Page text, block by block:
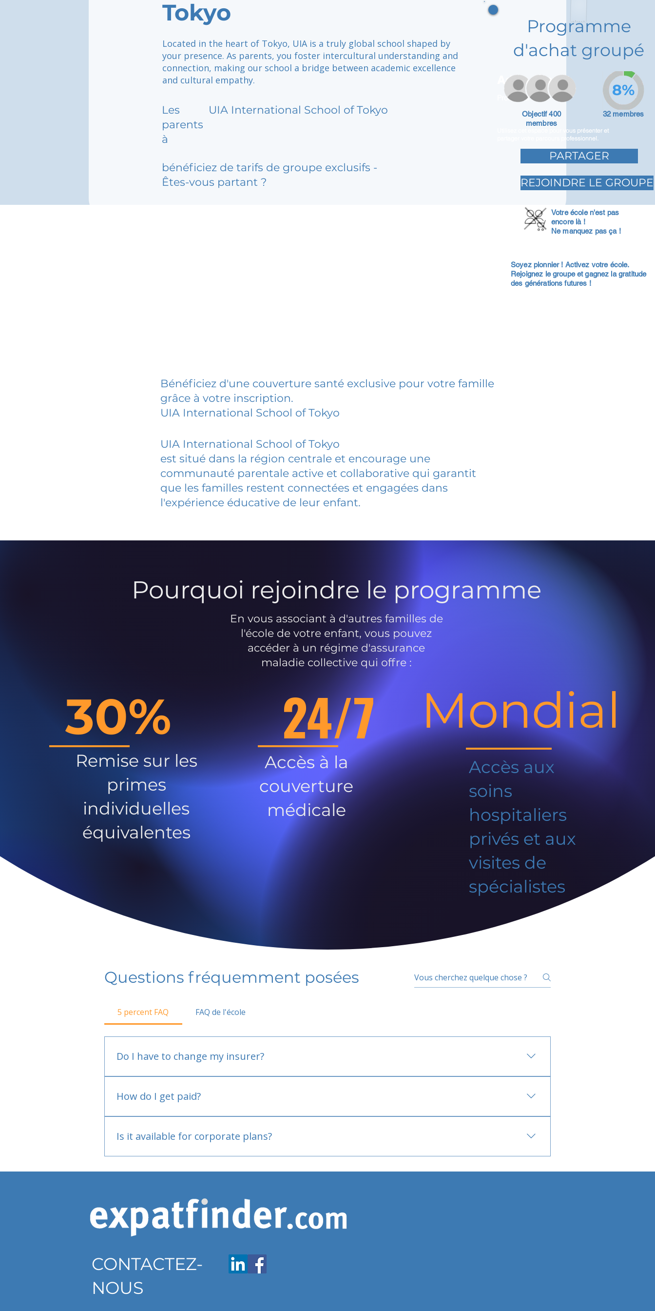
Tokyo
Located in the heart of Tokyo, UIA is a truly global school shaped by
your presence. As parents, you foster intercultural understanding and
connection, making our school a bridge between academic excellence
and cultural empathy.
Les
parents
à
UIA International School of Tokyo
bénéficiez de tarifs de groupe exclusifs -
Êtes-vous partant ?
Adam Caar
Promoteur
Utilisez cet espace pour vous présenter et
partager votre parcours professionnel.
Programme
d'achat groupé
Objectif 400
membres
32 membres
8%
PARTAGER
REJOINDRE LE GROUPE
Votre école n'est pas
encore là !
Ne manquez pas ça !
Soyez pionnier ! Activez votre école.
Rejoignez le groupe et gagnez la gratitude
des générations futures !
Bénéficiez d'une couverture santé exclusive pour votre famille
grâce à votre inscription.
UIA International School of Tokyo
UIA International School of Tokyo
est situé dans la région centrale et encourage une
communauté parentale active et collaborative qui garantit
que les familles restent connectées et engagées dans
l'expérience éducative de leur enfant.
Pourquoi rejoindre le programme
En vous associant à d'autres familles de
l'école de votre enfant, vous pouvez
accéder à un régime d'assurance
maladie collective qui offre :
30%
Remise sur les
primes
individuelles
équivalentes
24/7
Accès à la
couverture
médicale
Mondial
Accès aux
soins
hospitaliers
privés et aux
visites de
spécialistes
Questions fréquemment posées
5 percent FAQ FAQ de l'école
Do I have to change my insurer?
How do I get paid?
Is it available for corporate plans?
CONTACTEZ-
NOUS